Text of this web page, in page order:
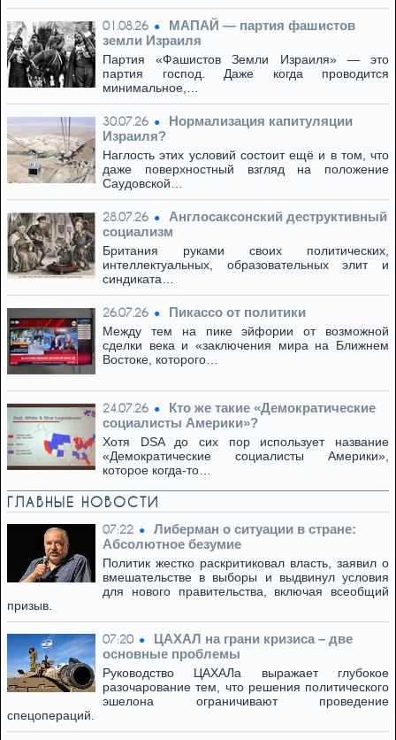
01.08.26
МАПАЙ — партия фашистов
земли Израиля
Партия «Фашистов Земли Израиля» — это
партия господ. Даже когда проводится
минимальное,…
30.07.26
Нормализация капитуляции
Израиля?
Наглость этих условий состоит ещё и в том, что
даже поверхностный взгляд на положение
Саудовской…
28.07.26
Англосаксонский деструктивный
социализм
Британия руками своих политических,
интеллектуальных, образовательных элит и
синдиката…
26.07.26 Пикассо от политики
Между тем на пике эйфории от возможной
сделки века и «заключения мира на Ближнем
Востоке, которого…
24.07.26
Кто же такие «Демократические
социалисты Америки»?
Хотя DSA до сих пор использует название
«Демократические социалисты Америки»,
которое когда-то…
ГЛАВНЫЕ НОВОСТИ
07:22
Либерман о ситуации в стране:
Абсолютное безумие
Политик жестко раскритиковал власть, заявил о
вмешательстве в выборы и выдвинул условия
для нового правительства, включая всеобщий
призыв.
07:20
ЦАХАЛ на грани кризиса – две
основные проблемы
Руководство ЦАХАЛа выражает глубокое
разочарование тем, что решения политического
эшелона ограничивают проведение
спецопераций.